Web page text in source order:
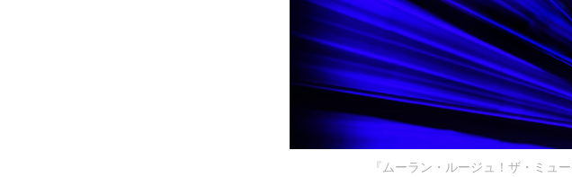
『ムーラン・ルージュ！ザ・ミュ